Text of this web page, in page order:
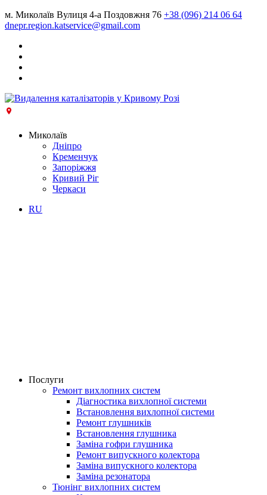
м. Миколаїв Вулиця 4-а Поздовжня 76 +38 (096) 214 06 64
dnepr.region.katservice@gmail.com
Миколаїв
Дніпро
Кременчук
Запоріжжя
Кривий Ріг
Черкаси
RU
Послуги
Ремонт вихлопних систем
Діагностика вихлопної системи
Встановлення вихлопної системи
Ремонт глушників
Встановлення глушника
Заміна гофри глушника
Ремонт випускного колектора
Заміна випускного колектора
Заміна резонатора
Тюнінг вихлопних систем